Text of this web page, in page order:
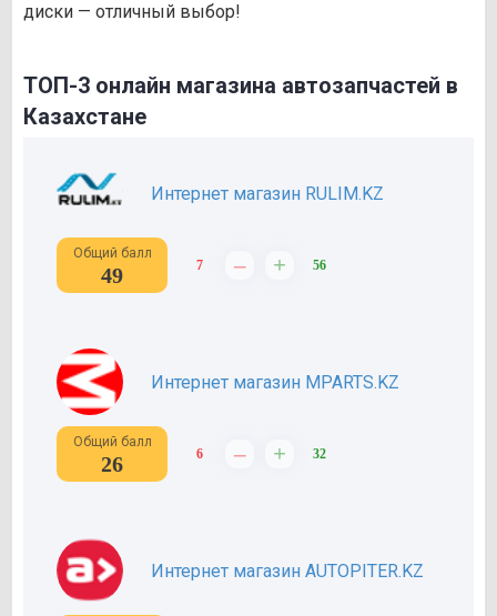
диски — отличный выбор!
ТОП-3 онлайн магазина автозапчастей в
Казахстане
Интернет магазин RULIM.KZ
Общий балл
49 7 – + 56
Интернет магазин MPARTS.KZ
Общий балл
26 6 – + 32
Интернет магазин AUTOPITER.KZ